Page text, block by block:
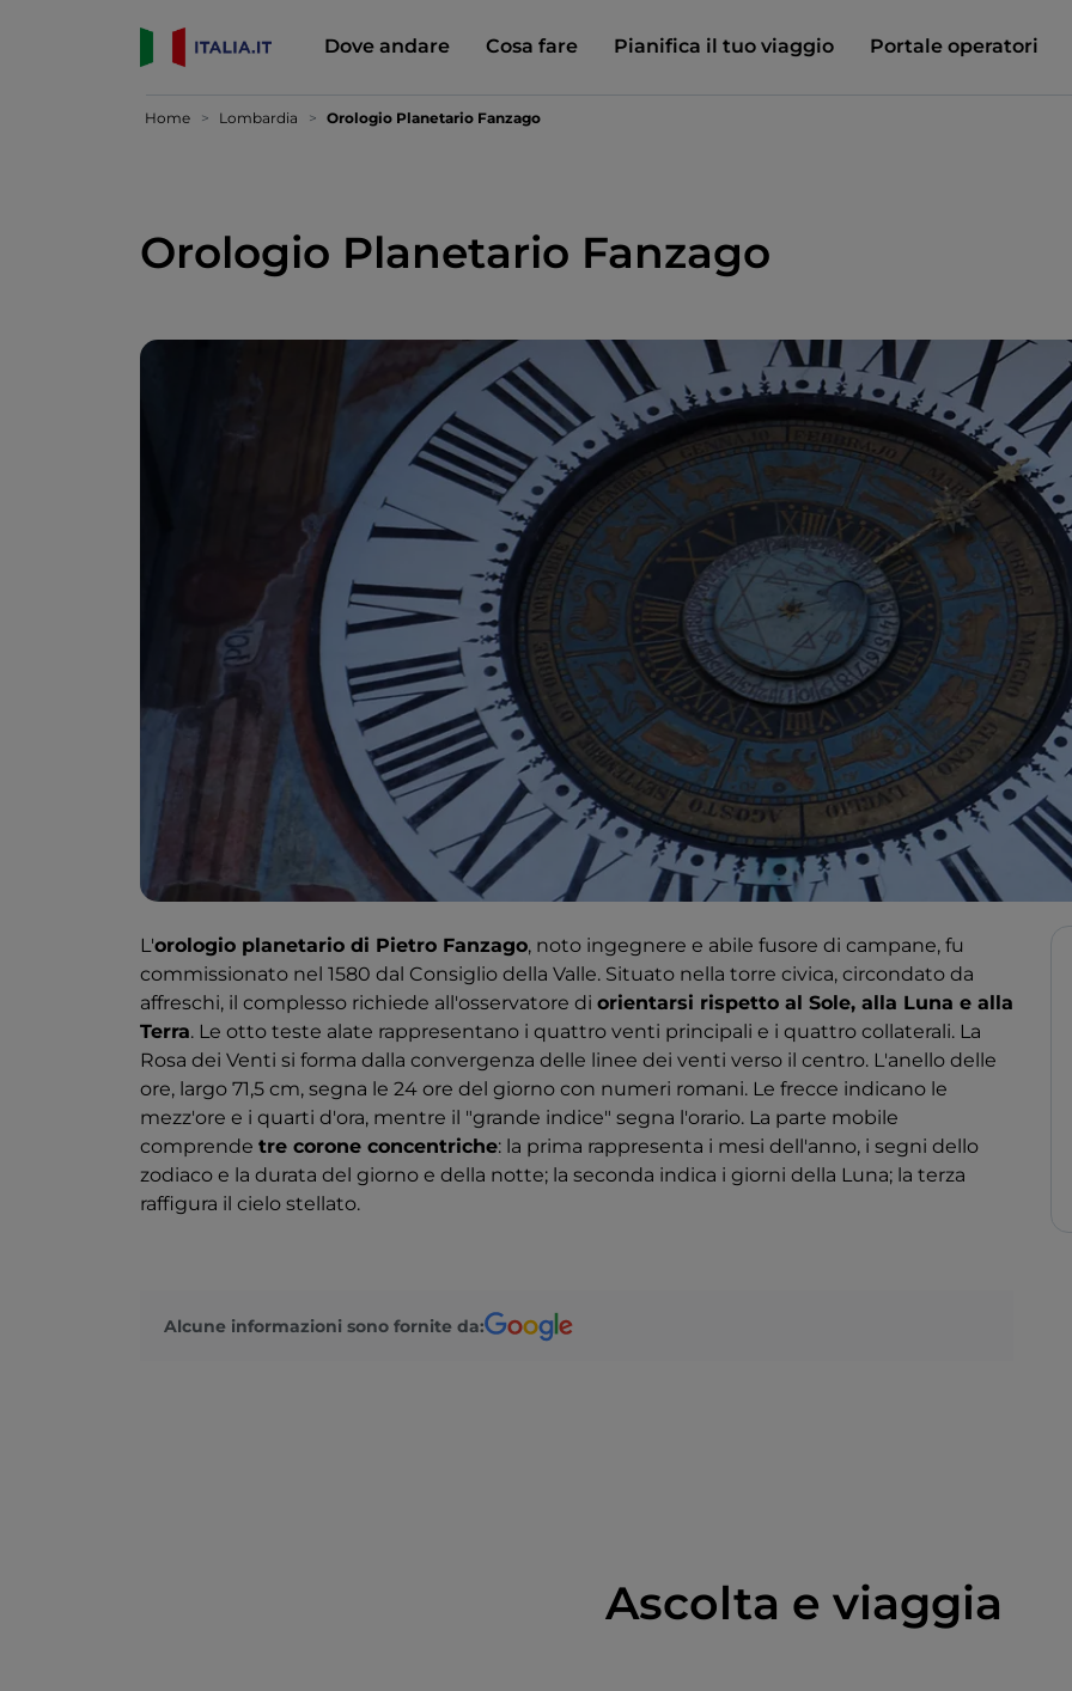
Dove andare Cosa fare Pianifica il tuo viaggio Portale operatori
Home Lombardia Orologio Planetario Fanzago
Orologio Planetario Fanzago
L'orologio planetario di Pietro Fanzago, noto ingegnere e abile fusore di campane, fu
commissionato nel 1580 dal Consiglio della Valle. Situato nella torre civica, circondato da
affreschi, il complesso richiede all'osservatore di orientarsi rispetto al Sole, alla Luna e alla
Terra. Le otto teste alate rappresentano i quattro venti principali e i quattro collaterali. La
Rosa dei Venti si forma dalla convergenza delle linee dei venti verso il centro. L'anello delle
ore, largo 71,5 cm, segna le 24 ore del giorno con numeri romani. Le frecce indicano le
mezz'ore e i quarti d'ora, mentre il "grande indice" segna l'orario. La parte mobile
comprende tre corone concentriche: la prima rappresenta i mesi dell'anno, i segni dello
zodiaco e la durata del giorno e della notte; la seconda indica i giorni della Luna; la terza
raffigura il cielo stellato.
Alcune informazioni sono fornite da:
Ascolta e viaggia